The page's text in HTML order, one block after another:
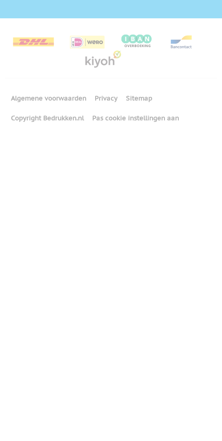
Algemene voorwaarden Privacy Sitemap
Copyright Bedrukken.nl Pas cookie instellingen aan